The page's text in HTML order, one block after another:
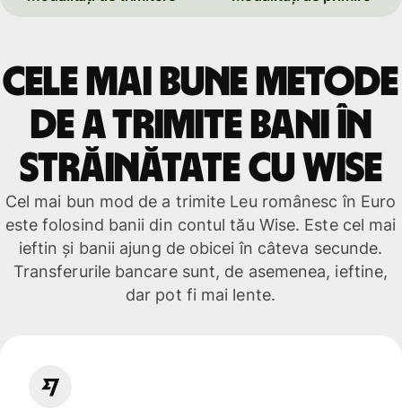
Cele mai bune metode
de a trimite bani în
străinătate cu Wise
Cel mai bun mod de a trimite Leu românesc în Euro
este folosind banii din contul tău Wise. Este cel mai
ieftin și banii ajung de obicei în câteva secunde.
Transferurile bancare sunt, de asemenea, ieftine,
dar pot fi mai lente.